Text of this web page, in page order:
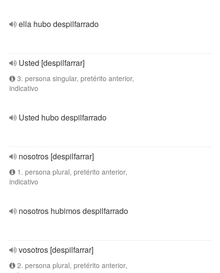
ella hubo despilfarrado
Usted [despilfarrar]
3. persona singular, pretérito anterior,
indicativo
Usted hubo despilfarrado
nosotros [despilfarrar]
1. persona plural, pretérito anterior,
indicativo
nosotros hubimos despilfarrado
vosotros [despilfarrar]
2. persona plural, pretérito anterior,